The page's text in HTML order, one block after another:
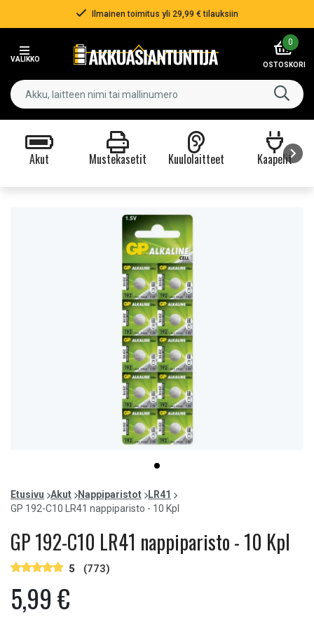
Ilmainen toimitus yli 29,99 € tilauksiin
VALIKKO
0
OSTOSKORI
Akut Mustekasetit Kuulolaitteet Kaapelit
item
0
of
1
Etusivu Akut Nappiparistot
LR41
GP 192-C10 LR41 nappiparisto - 10 Kpl
GP 192-C10 LR41 nappiparisto - 10 Kpl
5 (773)
5,99 €